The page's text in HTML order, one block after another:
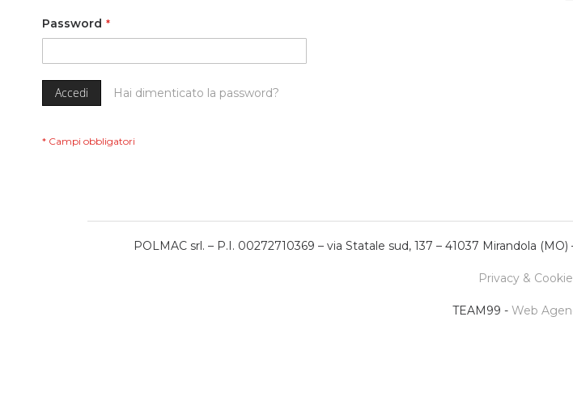
Password
Accedi Hai dimenticato la password?
POLMAC srl. – P.I. 00272710369 – via Statale sud, 137 – 41037 Mirandola
Privacy &
TEAM99 - Web